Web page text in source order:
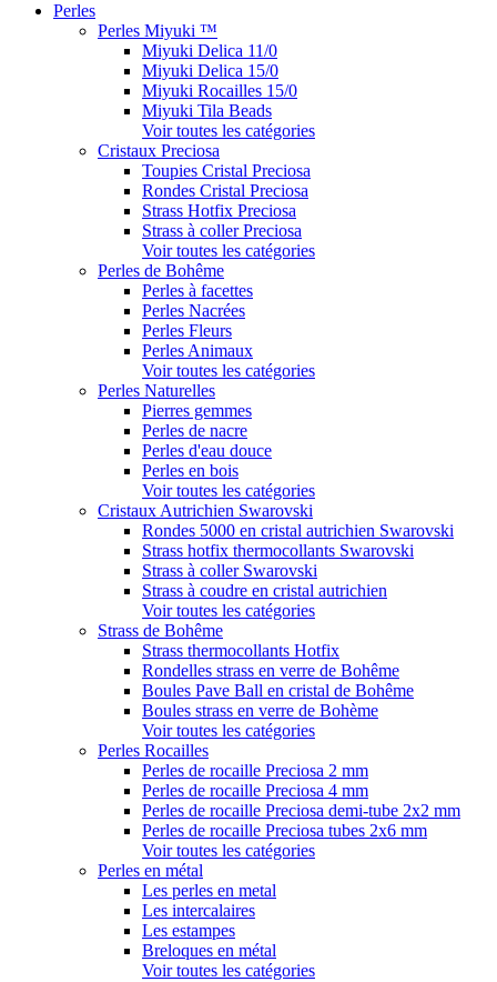
Perles
Perles Miyuki ™
Miyuki Delica 11/0
Miyuki Delica 15/0
Miyuki Rocailles 15/0
Miyuki Tila Beads
Voir toutes les catégories
Cristaux Preciosa
Toupies Cristal Preciosa
Rondes Cristal Preciosa
Strass Hotfix Preciosa
Strass à coller Preciosa
Voir toutes les catégories
Perles de Bohême
Perles à facettes
Perles Nacrées
Perles Fleurs
Perles Animaux
Voir toutes les catégories
Perles Naturelles
Pierres gemmes
Perles de nacre
Perles d'eau douce
Perles en bois
Voir toutes les catégories
Cristaux Autrichien Swarovski
Rondes 5000 en cristal autrichien Swarovski
Strass hotfix thermocollants Swarovski
Strass à coller Swarovski
Strass à coudre en cristal autrichien
Voir toutes les catégories
Strass de Bohême
Strass thermocollants Hotfix
Rondelles strass en verre de Bohême
Boules Pave Ball en cristal de Bohême
Boules strass en verre de Bohème
Voir toutes les catégories
Perles Rocailles
Perles de rocaille Preciosa 2 mm
Perles de rocaille Preciosa 4 mm
Perles de rocaille Preciosa demi-tube 2x2 mm
Perles de rocaille Preciosa tubes 2x6 mm
Voir toutes les catégories
Perles en métal
Les perles en metal
Les intercalaires
Les estampes
Breloques en métal
Voir toutes les catégories